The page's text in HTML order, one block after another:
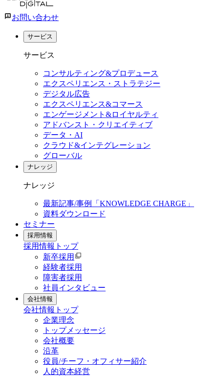
お問い合わせ
サービス
サービス
コンサルティング&プロデュース
エクスペリエンス・ストラテジー
デジタル広告
エクスペリエンス&コマース
エンゲージメント&ロイヤルティ
アドバンスト・クリエイティブ
データ・AI
クラウド&インテグレーション
グローバル
ナレッジ
ナレッジ
最新記事/事例「KNOWLEDGE CHARGE」
資料ダウンロード
セミナー
採用情報
採用情報 トップ
新卒採用
経験者採用
障害者採用
社員インタビュー
会社情報
会社情報 トップ
企業理念
トップメッセージ
会社概要
沿革
役員/チーフ・オフィサー紹介
人的資本経営